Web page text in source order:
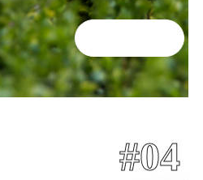
#04